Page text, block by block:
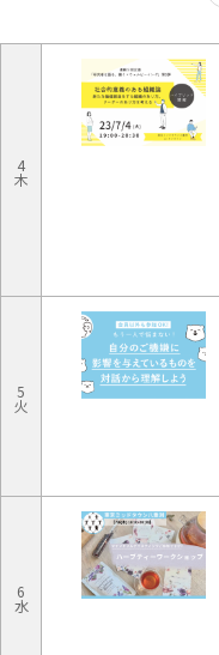
Calendar
Events
4
木
5
火
6
水